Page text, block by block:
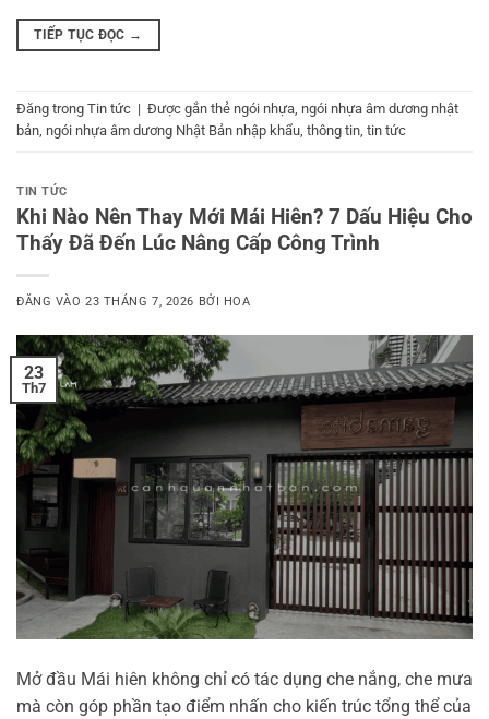
TIẾP TỤC ĐỌC →
Đăng trong Tin tức | Được gắn thẻ ngói nhựa, ngói nhựa âm dương nhật
bản, ngói nhựa âm dương Nhật Bản nhập khẩu, thông tin, tin tức
TIN TỨC
Khi Nào Nên Thay Mới Mái Hiên? 7 Dấu Hiệu Cho
Thấy Đã Đến Lúc Nâng Cấp Công Trình
ĐĂNG VÀO23 THÁNG 7, 2026 BỞI HOA
23
Th7
Mở đầu Mái hiên không chỉ có tác dụng che nắng, che mưa
mà còn góp phần tạo điểm nhấn cho kiến trúc tổng thể của